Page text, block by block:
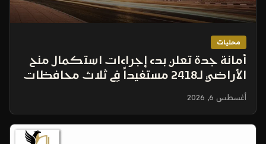
محليات
أمانة جدة تعلن بدء إجراءات استكمال منح
الأراضي لـ2418 مستفيداً في ثلاث محافظات
أغسطس 6, 2026